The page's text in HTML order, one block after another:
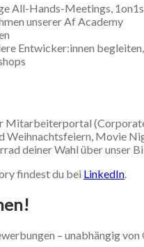
All-Hands-Meetings,
unserer Af Academy
Entwicker:innen
Mitarbeiterportal
Weihnachtsfeiern, Movie
deiner Wahl über
findest du bei LinkedIn.
– unabhängig